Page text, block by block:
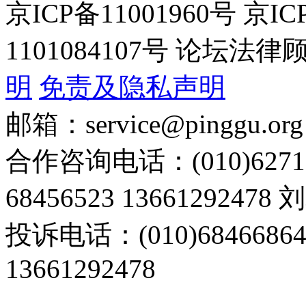
京ICP备11001960号 京
1101084107号 论坛法律
明 免责及隐私声明
邮箱：service@pinggu.org
合作咨询电话：
68456523 13661292478
投诉电话：
13661292478